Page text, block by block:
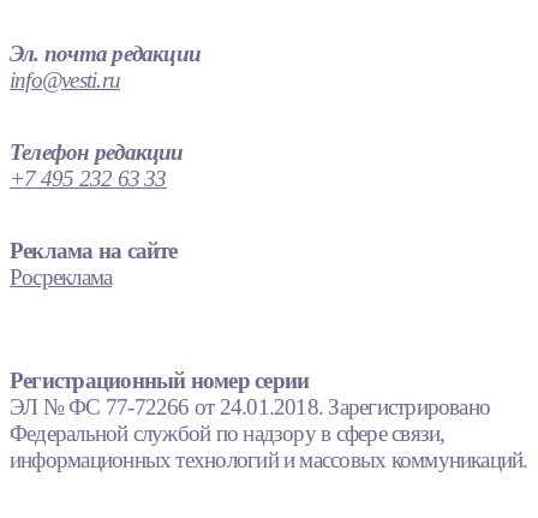
Эл. почта редакции
info@vesti.ru
Телефон редакции
+7 495 232 63 33
Реклама на сайте
Росреклама
Регистрационный номер серии
ЭЛ № ФС 77-72266 от 24.01.2018. Зарегистрировано
Федеральной службой по надзору в сфере связи,
информационных технологий и массовых коммуникаций.